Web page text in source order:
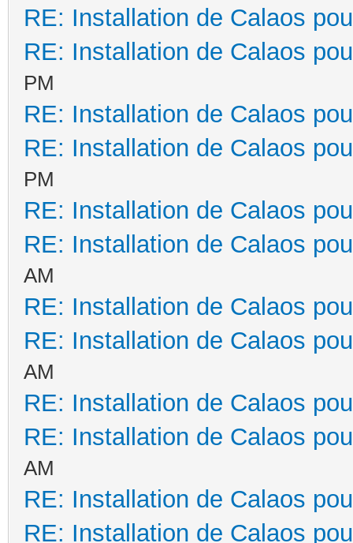
RE: Installation de Calaos
RE: Installation de Calaos
PM
RE: Installation de Calaos
RE: Installation de Calaos
PM
RE: Installation de Calaos
RE: Installation de Calaos
AM
RE: Installation de Calaos
RE: Installation de Calaos
AM
RE: Installation de Calaos
RE: Installation de Calaos
AM
RE: Installation de Calaos
RE: Installation de Calaos